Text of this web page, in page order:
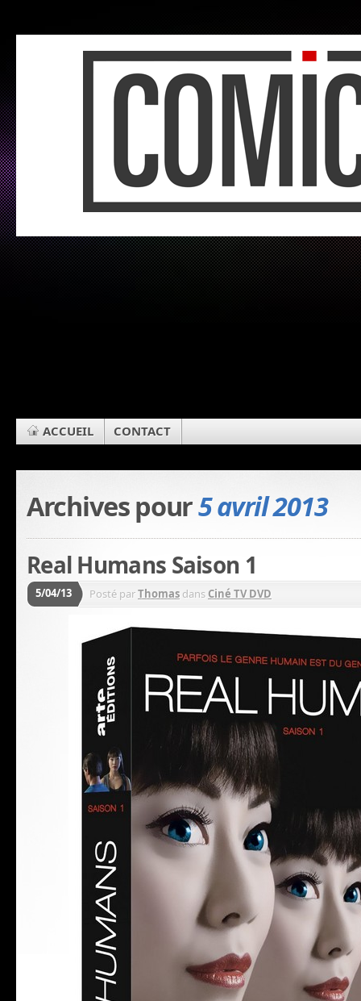
ACCUEIL CONTACT
Archives pour5 avril 2013
Real Humans Saison 1
5/04/13 Posté parThomas dans Ciné TV DVD